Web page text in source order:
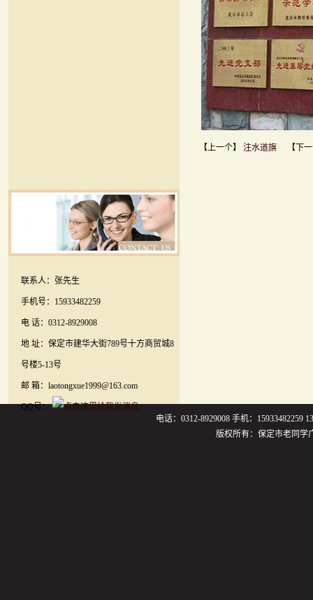
联系人：张先生
手机号：15933482259
电 话：0312-8929008
地 址：保定市建华大街789号十方商贸城8
号楼5-13号
邮 箱：laotongxue1999@163.com
QQ号：
【上一个】 注水道旗【下一
电话：0312-8929008 手机：15933482259
版权所有：保定市老同学